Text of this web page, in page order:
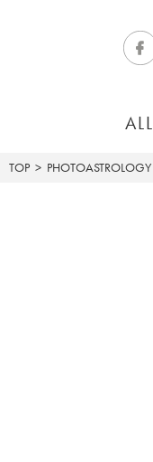
ALL
TOP PHOTOASTROLOGY